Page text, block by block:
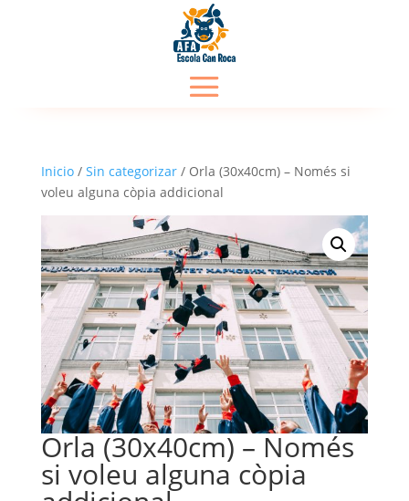
Inicio/ Sin categorizar/ Orla (30x40cm) – Només si
voleu alguna còpia addicional
Orla (30x40cm) – Només
si voleu alguna còpia